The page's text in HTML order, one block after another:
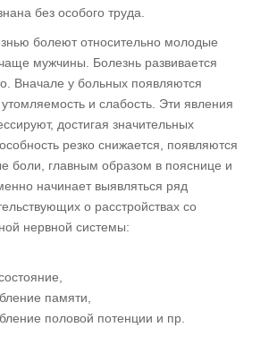
без особого труда.
болеют относительно молодые
мужчины. Болезнь развивается
Вначале у больных появляются
и слабость. Эти явления
достигая значительных
резко снижается, появляются
боли, главным образом в пояснице и
начинает выявляться ряд
о расстройствах со
нервной системы:
памяти,
половой потенции и пр.